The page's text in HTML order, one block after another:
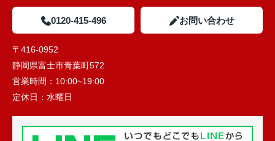
0120-415-496 お問い合わせ
〒416-0952
静岡県富士市青葉町572
営業時間： 10:00~19:00
定休日： 水曜日